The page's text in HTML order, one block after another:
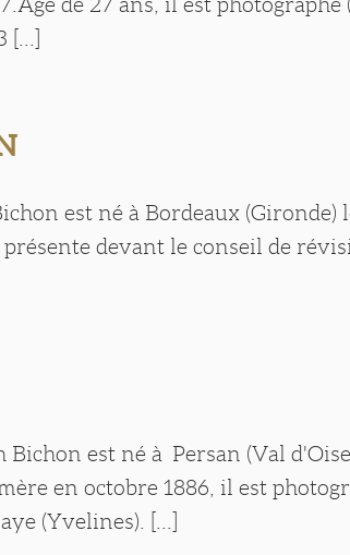
est né à Bordeaux (Gironde)
présente devant le conseil de
Bichon est né à Persan (Val
en octobre 1886, il est
(Yvelines). [...]